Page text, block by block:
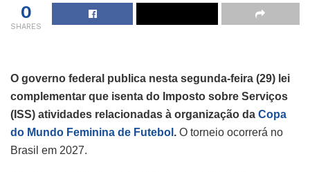
0
SHARES
O governo federal publica nesta segunda-feira (29) lei
complementar que isenta do Imposto sobre Serviços
(ISS) atividades relacionadas à organização da Copa
do Mundo Feminina de Futebol . O torneio ocorrerá no
Brasil em 2027.